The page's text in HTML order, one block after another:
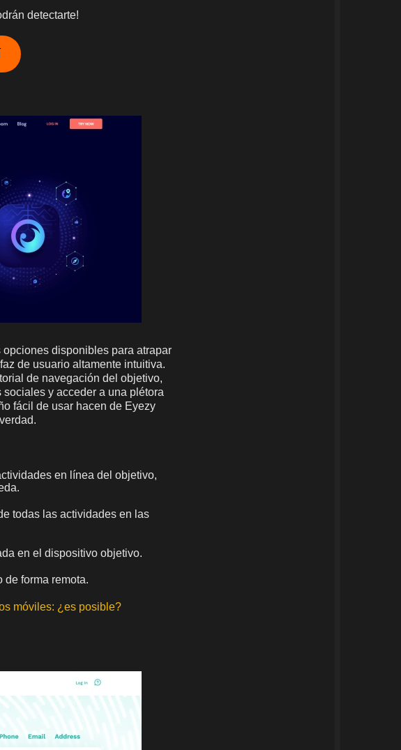
detectarte!
disponibles para atrapar
de usuario altamente intuitiva.
de navegación del objetivo,
y acceder a una plétora
fácil de usar hacen de Eyezy
en línea del objetivo,
todas las actividades en las
en el dispositivo objetivo.
forma remota.
móviles: ¿es posible?